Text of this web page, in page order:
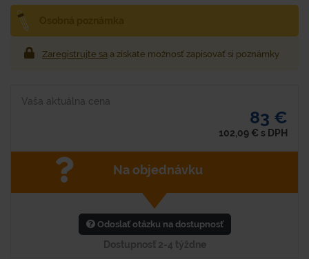
Zaregistrujte sa a získate možnosť zapisovať si poznámky
Vaša aktuálna cena
83 €
102,09 € s DPH
Na objednávku
Odoslať otázku na dostupnosť
Dostupnosť 2-4 týždne